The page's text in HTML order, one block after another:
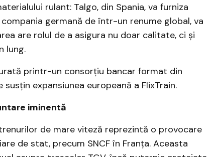
rulant: Talgo, din Spania, va furniza
germană de într-un renume global, va
are rolul de a asigura nu doar calitate, ci și
lung.
printr-un consorțiu bancar format din
expansiunea europeană a FlixTrain.
iminentă
de mare viteză reprezintă o provocare
de stat, precum SNCF în Franța. Aceasta